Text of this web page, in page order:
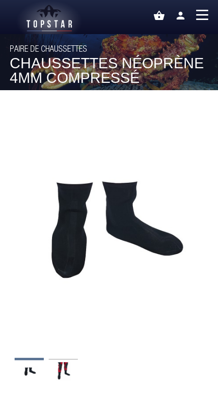
shopping_basket person
PAIRE DE CHAUSSETTES
CHAUSSETTES NÉOPRÈNE
4MM COMPRESSÉ